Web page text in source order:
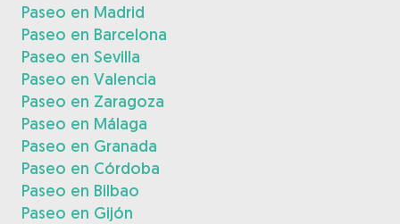
Paseo en Madrid
Paseo en Barcelona
Paseo en Sevilla
Paseo en Valencia
Paseo en Zaragoza
Paseo en Málaga
Paseo en Granada
Paseo en Córdoba
Paseo en Bilbao
Paseo en Gijón